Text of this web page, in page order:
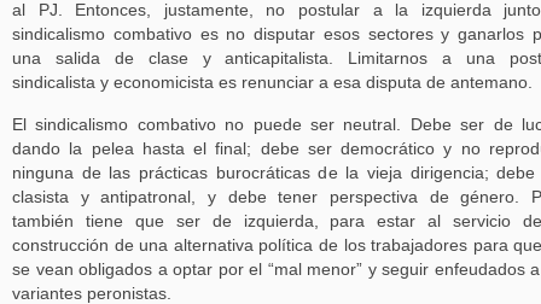
al PJ. Entonces, justamente, no postular a la izquierda
sindicalismo combativo es no disputar esos sectores y ganarlos
una salida de clase y anticapitalista. Limitarnos a una
sindicalista y economicista es renunciar a esa disputa de antemano.
El sindicalismo combativo no puede ser neutral. Debe ser de
dando la pelea hasta el final; debe ser democrático y no
ninguna de las prácticas burocráticas de la vieja dirigencia; debe
clasista y antipatronal, y debe tener perspectiva de género.
también tiene que ser de izquierda, para estar al servicio
construcción de una alternativa política de los trabajadores para
se vean obligados a optar por el “mal menor” y seguir enfeudados
variantes peronistas.